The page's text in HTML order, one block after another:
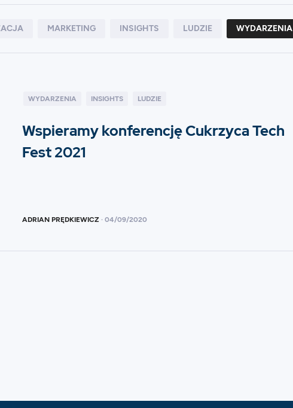
MARKETING INSIGHTS LUDZIE WYDARZENIA
WYDARZENIA INSIGHTS LUDZIE
Wspieramy konferencję Cukrzyca Tech
Fest 2021
ADRIAN PRĘDKIEWICZ · 04/09/2020